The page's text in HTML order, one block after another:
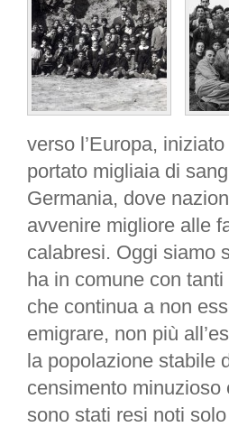
verso l’Europa,
portato migliaia di
Germania, dove
avvenire migliore alle
calabresi. Oggi siamo
ha in comune con
che continua a non
emigrare, non più
la popolazione stabile
censimento minuzioso
sono stati resi noti